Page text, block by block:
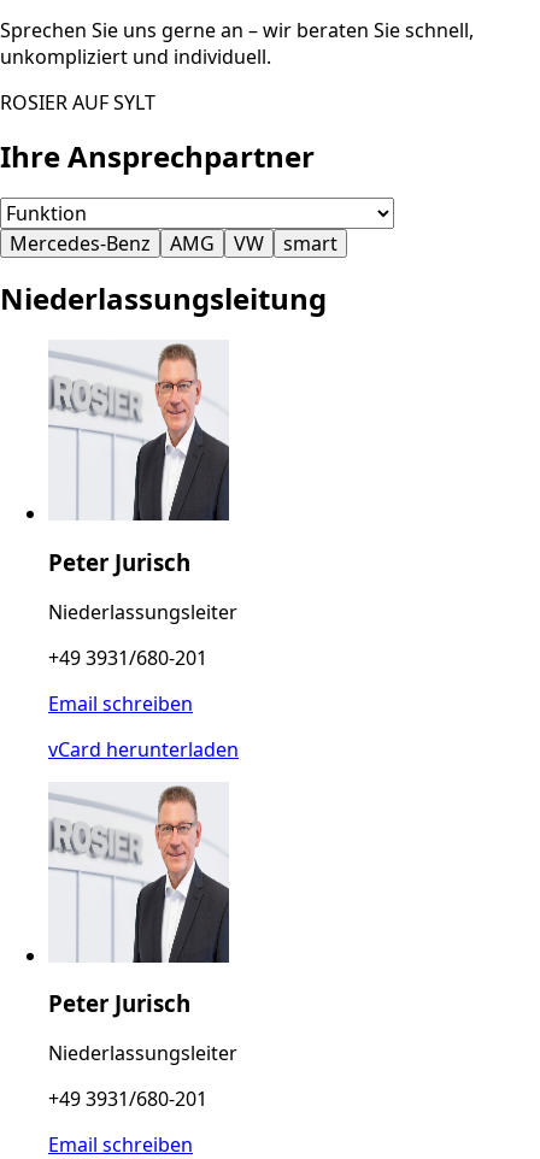
Sprechen Sie uns gerne an – wir beraten Sie schnell,
unkompliziert und individuell.
ROSIER AUF SYLT
Ihre Ansprechpartner
Mercedes-Benz AMG VW smart
Niederlassungsleitung
Peter Jurisch
Niederlassungsleiter
+49 3931/680-201
Email schreiben
vCard herunterladen
Peter Jurisch
Niederlassungsleiter
+49 3931/680-201
Email schreiben